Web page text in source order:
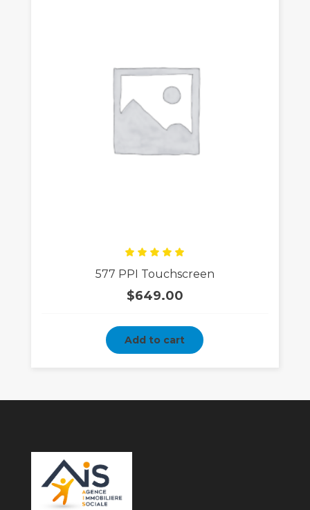
5.00
of 5
577 PPI Touchscreen
$649.00
Add to cart